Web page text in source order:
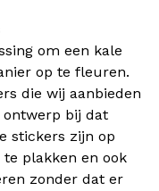
om een kale
op te fleuren.
die wij aanbieden
bij dat
stickers zijn op
plakken en ook
zonder dat er